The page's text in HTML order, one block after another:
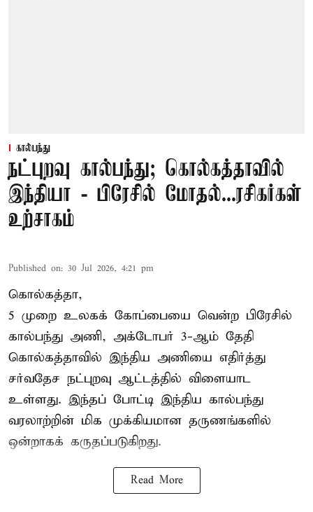
கால்பந்து
நட்புறவு கால்பந்து; கொல்கத்தாவில்
இந்தியா - பிரேசில் மோதல்...ரசிகர்கள்
உற்சாகம்
Published on: 30 Jul 2026, 4:21 pm
கொல்கத்தா,
5 முறை உலகக் கோப்பையை வென்ற பிரேசில்
கால்பந்து அணி, அக்டோபர் 3-ஆம் தேதி
கொல்கத்தாவில் இந்திய அணியை எதிர்த்து
சர்வதேச நட்புறவு ஆட்டத்தில் விளையாட
உள்ளது. இந்தப் போட்டி இந்திய கால்பந்து
வரலாற்றின் மிக முக்கியமான தருணங்களில்
ஒன்றாகக் கருதப்படுகிறது.
Read More